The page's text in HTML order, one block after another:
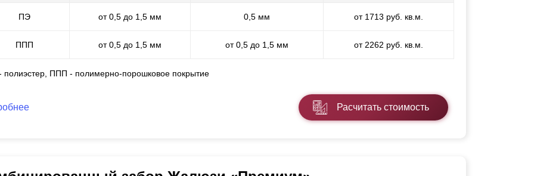
ПЭ от 0,5 до 1,5 мм 0,5 мм от 1713 руб. кв.м.
ППП от 0,5 до 1,5 мм от 0,5 до 1,5 мм от 2262 руб. кв.м.
полиэстер, ППП - полимерно-порошковое покрытие
Расчитать стоимость